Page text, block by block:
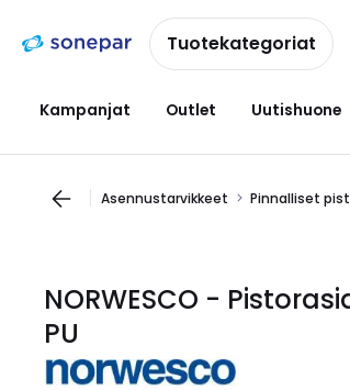
navigointiinsisältöönTuotekategoriat
Kampanjat Outlet Uutishuone
Asennustarvikkeet Pinnalliset
NORWESCO -
PU